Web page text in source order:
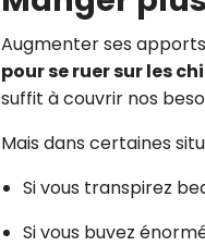
Augmenter ses
pour se ruer sur les
suffit à couvrir nos
Mais dans certaines
Si vous transpirez
Si vous buvez